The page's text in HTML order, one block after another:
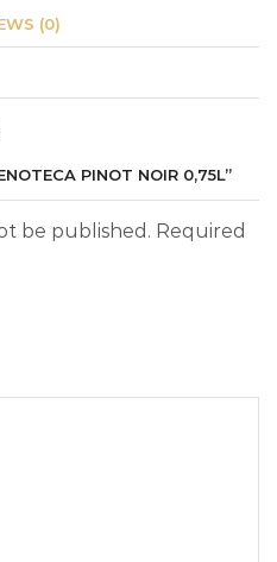
(0)
PINOT NOIR 0,75L”
be published. Required